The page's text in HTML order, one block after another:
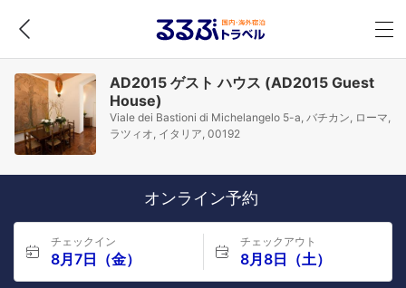
AD2015 ゲスト ハウス (AD2015 Guest
House)
Viale dei Bastioni di Michelangelo 5-a, バチカン, ローマ,
ラツィオ, イタリア, 00192
オンライン予約
チェックイン
8月7日（金）
チェックアウト
8月8日（土）